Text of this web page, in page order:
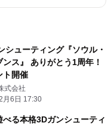
シューティング『ソウル・
ス』 ありがとう1周年！
ト開催
式会社
月6日 17:30
べる本格3Dガンシューティ